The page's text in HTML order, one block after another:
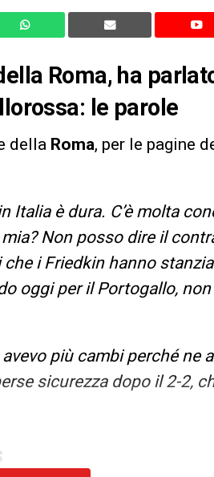
Roma, ha
le parole
della Roma, per le pagine
Italia è dura. C’è molta
Non posso dire il
i Friedkin hanno
oggi per il Portogallo,
più cambi perché ne
sicurezza dopo il 2-2,